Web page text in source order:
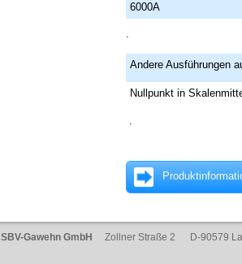
6000A
.
Andere Ausführungen
Nullpunkt in
.
SBV-Gawehn GmbH Zollner Straße 2 D-90579